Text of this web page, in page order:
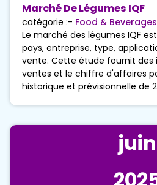
Marché De Légumes IQF
catégorie :- Food & Beverages
Le marché des légumes IQF
pays, entreprise, type,
vente. Cette étude fournit des
ventes et le chiffre d'affaires
historique et prévisionnelle de
juin